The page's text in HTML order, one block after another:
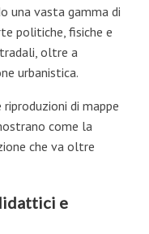
una vasta gamma di
politiche, fisiche e
oltre a
urbanistica.
di mappe
come la
che va oltre
e